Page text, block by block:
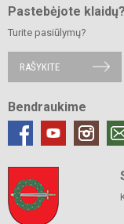
Pastebėjote klaidų?
Turite pasiūlymų?
RAŠYKITE
Bendraukime